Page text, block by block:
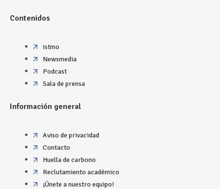
Contenidos
istmo
Newsmedia
Podcast
Sala de prensa
Información general
Aviso de privacidad
Contacto
Huella de carbono
Reclutamiento académico
¡Únete a nuestro equipo!